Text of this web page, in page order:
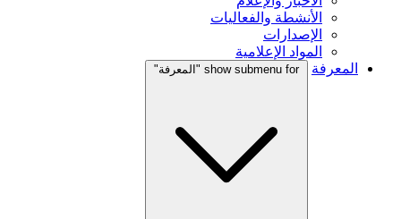
الأنشطة والفعاليات
الإصدارات
المواد الإعلامية
المعرفة
show submenu for "المعرفة"